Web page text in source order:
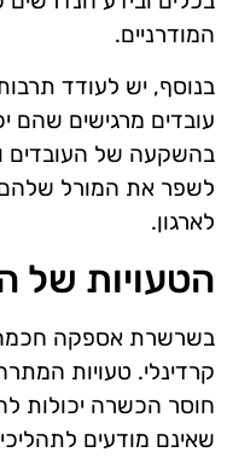
המודרניים.
בנוסף, יש לעודד
עובדים מרגישים שהם
בהשקעה של העובדים
לשפר את המורל שלהם
לארגון.
הטעויות של
בשרשרת אספקה חכמה,
קרדינלי. טעויות
חוסר הכשרה יכולות
שאינם מודעים